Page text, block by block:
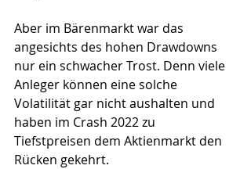
Aber im Bärenmarkt war das
angesichts des hohen Drawdowns
nur ein schwacher Trost. Denn viele
Anleger können eine solche
Volatilität gar nicht aushalten und
haben im Crash 2022 zu
Tiefstpreisen dem Aktienmarkt den
Rücken gekehrt.